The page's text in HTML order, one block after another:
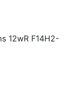
12wR F14H2-